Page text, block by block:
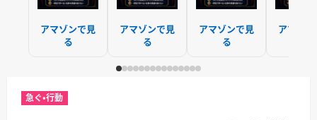
アマゾンで見
る
アマゾンで見
る
アマゾンで見
る
アマゾ
急ぐ・行動